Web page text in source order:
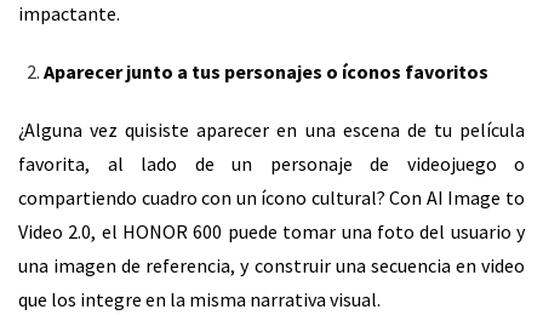
impactante.
Aparecer junto a tus personajes o íconos favoritos
¿Alguna vez quisiste aparecer en una escena de tu película
favorita, al lado de un personaje de videojuego o
compartiendo cuadro con un ícono cultural? Con AI Image to
Video 2.0, el HONOR 600 puede tomar una foto del usuario y
una imagen de referencia, y construir una secuencia en video
que los integre en la misma narrativa visual.